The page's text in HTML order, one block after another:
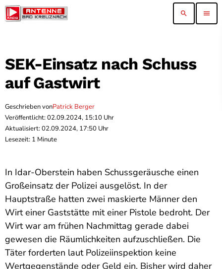
search menu
SEK-Einsatz nach Schuss
auf Gastwirt
Geschrieben vonPatrick Berger
Veröffentlicht: 02.09.2024, 15:10 Uhr
Aktualisiert: 02.09.2024, 17:50 Uhr
Lesezeit: 1 Minute
In Idar-Oberstein haben Schussgeräusche einen
Großeinsatz der Polizei ausgelöst. In der
Hauptstraße hatten zwei maskierte Männer den
Wirt einer Gaststätte mit einer Pistole bedroht. Der
Wirt war am frühen Nachmittag gerade dabei
gewesen die Räumlichkeiten aufzuschließen. Die
Täter forderten laut Polizeiinspektion keine
Wertgegenstände oder Geld ein. Bisher wird daher